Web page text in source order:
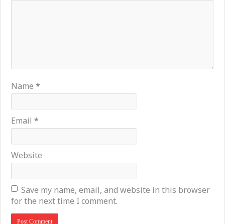
Name*
Email*
Website
Save my name, email, and website in this browser
for the next time I comment.